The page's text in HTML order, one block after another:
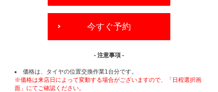
OPTIONS
今すぐ予約
- 注意事項 -
価格は、タイヤの位置交換作業1台分です。
※価格は来店日によって変動する場合がございますので、「日程選択画
面」にてご確認ください。